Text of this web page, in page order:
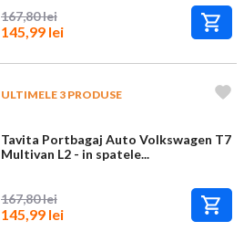
167,80 lei
145,99 lei
ULTIMELE 3 PRODUSE
Tavita Portbagaj Auto Volkswagen T7
Multivan L2 - in spatele...
167,80 lei
145,99 lei